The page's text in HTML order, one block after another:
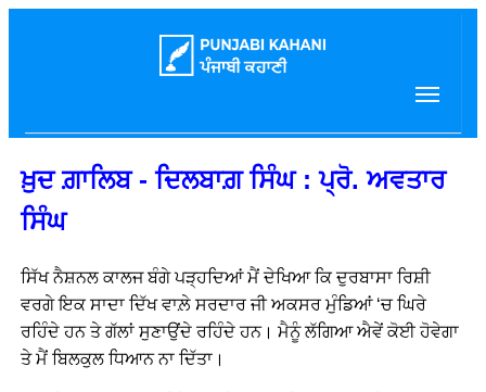
ਖ਼ੁਦ ਗ਼ਾਲਿਬ - ਦਿਲਬਾਗ਼ ਸਿੰਘ : ਪ੍ਰੋ. ਅਵਤਾਰ
ਸਿੰਘ
ਸਿੱਖ ਨੈਸ਼ਨਲ ਕਾਲਜ ਬੰਗੇ ਪੜ੍ਹਦਿਆਂ ਮੈਂ ਦੇਖਿਆ ਕਿ ਦੁਰਬਾਸਾ ਰਿਸ਼ੀ
ਵਰਗੇ ਇਕ ਸਾਦਾ ਦਿੱਖ ਵਾਲ਼ੇ ਸਰਦਾਰ ਜੀ ਅਕਸਰ ਮੁੰਡਿਆਂ ‘ਚ ਘਿਰੇ
ਰਹਿੰਦੇ ਹਨ ਤੇ ਗੱਲਾਂ ਸੁਣਾਉਂਦੇ ਰਹਿੰਦੇ ਹਨ। ਮੈਨੂੰ ਲੱਗਿਆ ਐਵੇਂ ਕੋਈ ਹੋਵੇਗਾ
ਤੇ ਮੈਂ ਬਿਲਕੁਲ ਧਿਆਨ ਨਾ ਦਿੱਤਾ।